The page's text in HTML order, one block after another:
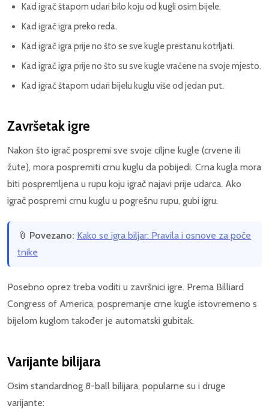
Kad igrač štapom udari bilo koju od kugli osim bijele.
Kad igrač igra preko reda.
Kad igrač igra prije no što se sve kugle prestanu kotrljati.
Kad igrač igra prije no što su sve kugle vraćene na svoje mjesto.
Kad igrač štapom udari bijelu kuglu više od jedan put.
Završetak igre
Nakon što igrač pospremi sve svoje ciljne kugle (crvene ili
žute), mora pospremiti crnu kuglu da pobijedi. Crna kugla mora
biti pospremljena u rupu koju igrač najavi prije udarca. Ako
igrač pospremi crnu kuglu u pogrešnu rupu, gubi igru.
📎 Povezano: Kako se igra biljar: Pravila i osnove za poče
tnike
Posebno oprez treba voditi u završnici igre. Prema Billiard
Congress of America, pospremanje crne kugle istovremeno s
bijelom kuglom također je automatski gubitak.
Varijante bilijara
Osim standardnog 8-ball bilijara, popularne su i druge
varijante: